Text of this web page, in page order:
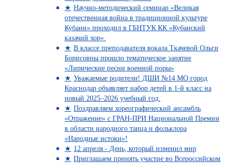
Научно-методический семинар «Великая
отечественная война в традиционной культуре
Кубани» проходил в ГБНТУК КК «Кубанский
казачий хор».
В классе преподавателя вокала Ткачевой Ольги
Борисовны прошло тематическое занятие
«Лирические песни военной поры»
Уважаемые родители! ДШИ №14 МО город
Краснодар объявляет набор детей в 1-й класс на
новый 2025–2026 учебный год.
Поздравляем хореографический ансамбль
«Отражение» с ГРАН-ПРИ Национальной Премии
в области народного танца и фольклора
«Народные истоки»!
12 апреля - День, который изменил мир
Приглашаем принять участие во Всероссийском